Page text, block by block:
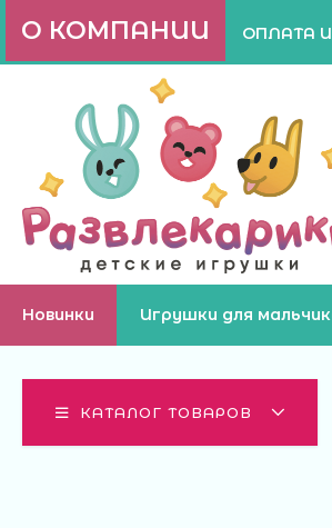
О КОМПАНИИ ОПЛАТА
Новинки Игрушки для
КАТАЛОГ ТОВАРОВ